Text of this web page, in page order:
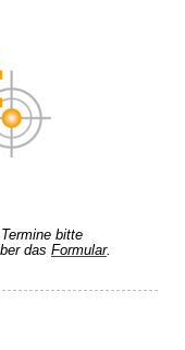
bitte
das Formular.